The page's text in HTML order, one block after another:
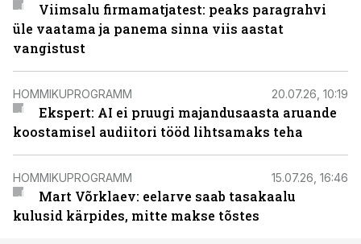
Viimsalu firmamatjatest: peaks paragrahvi
üle vaatama ja panema sinna viis aastat
vangistust
HOMMIKUPROGRAMM 20.07.26, 10:19
Ekspert: AI ei pruugi majandusaasta aruande
koostamisel audiitori tööd lihtsamaks teha
HOMMIKUPROGRAMM 15.07.26, 16:46
Mart Võrklaev: eelarve saab tasakaalu
kulusid kärpides, mitte makse tõstes